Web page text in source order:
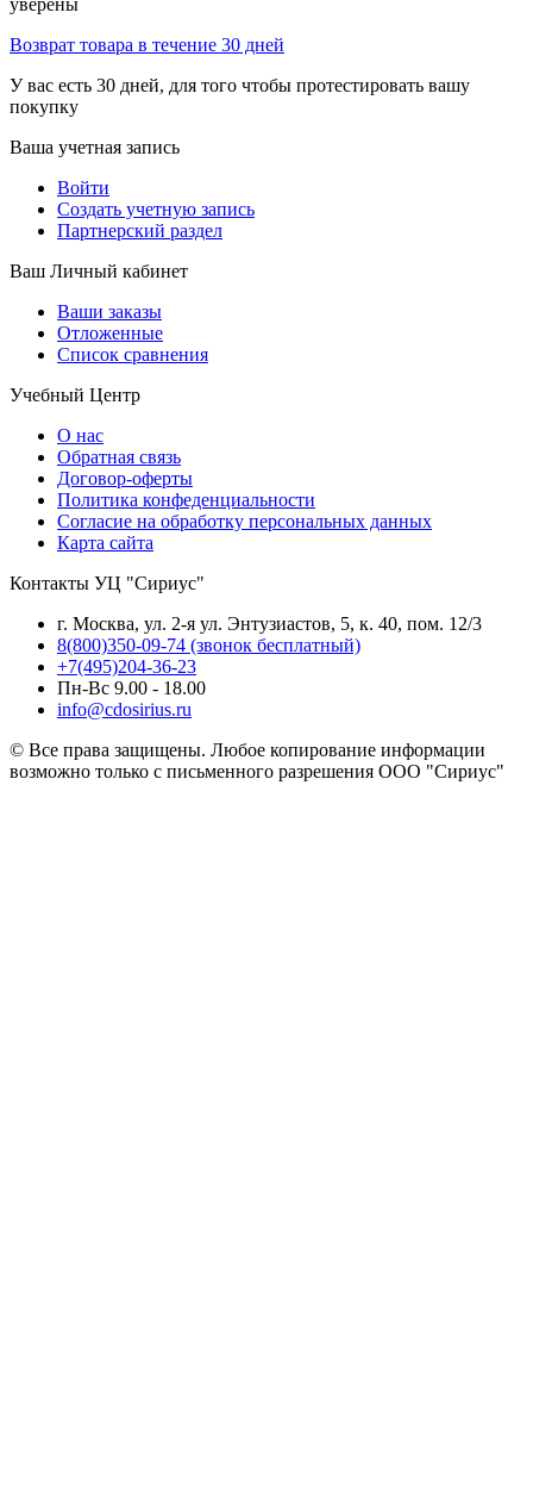
Возврат товара в течение 30 дней
У вас есть 30 дней, для того чтобы протестировать вашу
покупку
Ваша учетная запись
Войти
Создать учетную запись
Партнерский раздел
Ваш Личный кабинет
Ваши заказы
Отложенные
Список сравнения
Учебный Центр
О нас
Обратная связь
Договор-оферты
Политика конфеденциальности
Согласие на обработку персональных данных
Карта сайта
Контакты УЦ "Сириус"
г. Москва, ул. 2-я ул. Энтузиастов, 5, к. 40, пом. 12/3
8(800)350-09-74 (звонок бесплатный)
+7(495)204-36-23
Пн-Вс 9.00 - 18.00
info@cdosirius.ru
© Все права защищены. Любое копирование информации
возможно только с письменного разрешения ООО "Сириус"